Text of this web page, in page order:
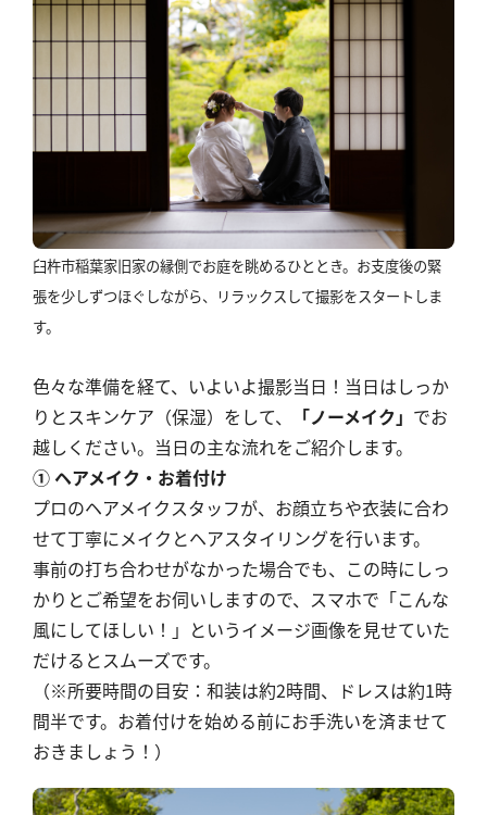
臼杵市稲葉家旧家の縁側でお庭を眺めるひととき。お支度後の緊
張を少しずつほぐしながら、リラックスして撮影をスタートしま
す。
色々な準備を経て、いよいよ撮影当日！当日はしっか
りとスキンケア（保湿）をして、
「ノーメイク」 でお
越しください。当日の主な流れをご紹介します。
① ヘアメイク・お着付け
プロのヘアメイクスタッフが、お顔立ちや衣装に合わ
せて丁寧にメイクとヘアスタイリングを行います。
事前の打ち合わせがなかった場合でも、この時にしっ
かりとご希望をお伺いしますので、スマホで「こんな
風にしてほしい！」というイメージ画像を見せていた
だけるとスムーズです。
（※所要時間の目安：和装は約2時間、ドレスは約1時
間半です。お着付けを始める前にお手洗いを済ませて
おきましょう！）